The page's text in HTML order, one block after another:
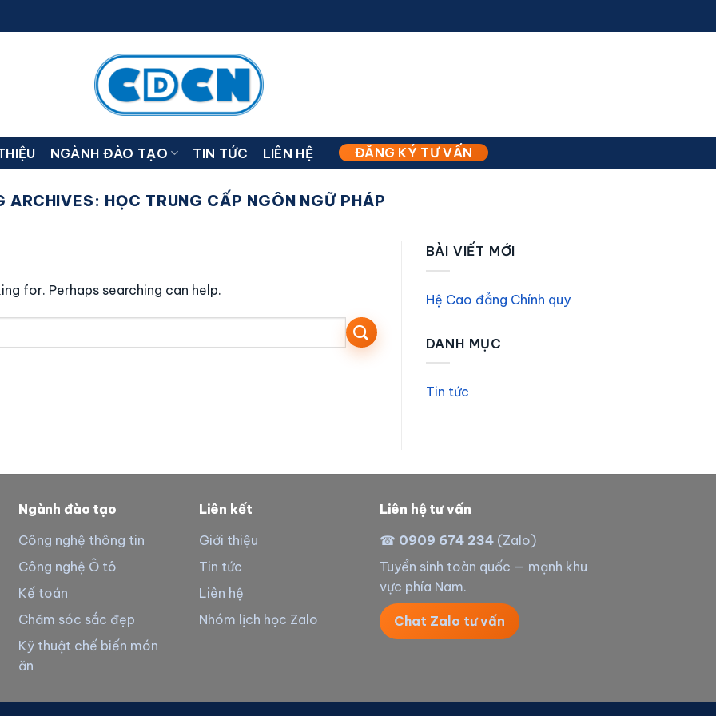
NGÀNH ĐÀO TẠO TIN TỨC LIÊN HỆ ĐĂNG KÝ TƯ VẤN
ARCHIVES: HỌC TRUNG CẤP NGÔN NGỮ PHÁP
for. Perhaps searching can help.
BÀI VIẾT MỚI
Hệ Cao đẳng Chính quy
DANH MỤC
Tin tức
Ngành đào tạo
Công nghệ thông tin
Công nghệ Ô tô
Kế toán
Chăm sóc sắc đẹp
Kỹ thuật chế biến món
ăn
Liên kết
Giới thiệu
Tin tức
Liên hệ
Nhóm lịch học Zalo
Liên hệ tư vấn
☎ 0909 674 234(Zalo)
Tuyển sinh toàn quốc — mạnh khu
vực phía Nam.
Chat Zalo tư vấn